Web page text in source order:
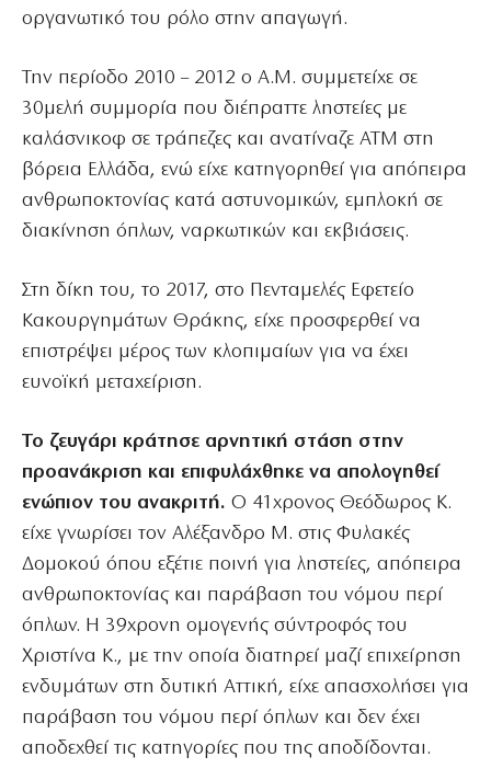
οργανωτικό του ρόλο στην απαγωγή.
Την περίοδο 2010 – 2012 ο Α.Μ. συμμετείχε σε
30μελή συμμορία που διέπραττε ληστείες με
καλάσνικοφ σε τράπεζες και ανατίναζε ΑΤΜ στη
βόρεια Ελλάδα, ενώ είχε κατηγορηθεί για απόπειρα
ανθρωποκτονίας κατά αστυνομικών, εμπλοκή σε
διακίνηση όπλων, ναρκωτικών και εκβιάσεις.
Στη δίκη του, το 2017, στο Πενταμελές Εφετείο
Κακουργημάτων Θράκης, είχε προσφερθεί να
επιστρέψει μέρος των κλοπιμαίων για να έχει
ευνοϊκή μεταχείριση.
Το ζευγάρι κράτησε αρνητική στάση στην
προανάκριση και επιφυλάχθηκε να απολογηθεί
ενώπιον του ανακριτή. Ο 41χρονος Θεόδωρος Κ.
είχε γνωρίσει τον Αλέξανδρο Μ. στις Φυλακές
Δομοκού όπου εξέτιε ποινή για ληστείες, απόπειρα
ανθρωποκτονίας και παράβαση του νόμου περί
όπλων. Η 39χρονη ομογενής σύντροφός του
Χριστίνα Κ., με την οποία διατηρεί μαζί επιχείρηση
ενδυμάτων στη δυτική Αττική, είχε απασχολήσει για
παράβαση του νόμου περί όπλων και δεν έχει
αποδεχθεί τις κατηγορίες που της αποδίδονται.